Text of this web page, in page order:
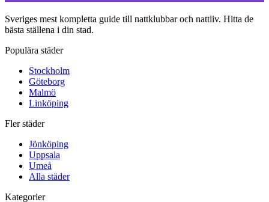
Sveriges mest kompletta guide till nattklubbar och nattliv. Hitta de
bästa ställena i din stad.
Populära städer
Stockholm
Göteborg
Malmö
Linköping
Fler städer
Jönköping
Uppsala
Umeå
Alla städer
Kategorier